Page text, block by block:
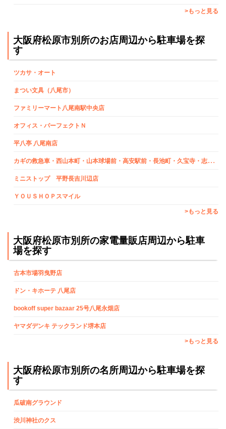
>もっと見る
大阪府松原市別所のお店周辺から駐車場を探
す
ツカサ・オート
まつい文具（八尾市）
ファミリーマート八尾南駅中央店
オフィス・パーフェクトＮ
平八亭 八尾南店
カ
ギの救急車・西山本町・山本球場前・高安駅前・長池町・久宝寺・志紀町受付担当
ミニストップ 平野長吉川辺店
ＹＯＵＳＨＯＰスマイル
>もっと見る
大阪府松原市別所の家電量販店周辺から駐車
場を探す
古本市場羽曳野店
ドン・キホーテ 八尾店
bookoff super bazaar 25号八尾永畑店
ヤマダデンキ テックランド堺本店
>もっと見る
大阪府松原市別所の名所周辺から駐車場を探
す
瓜破南グラウンド
渋川神社のクス